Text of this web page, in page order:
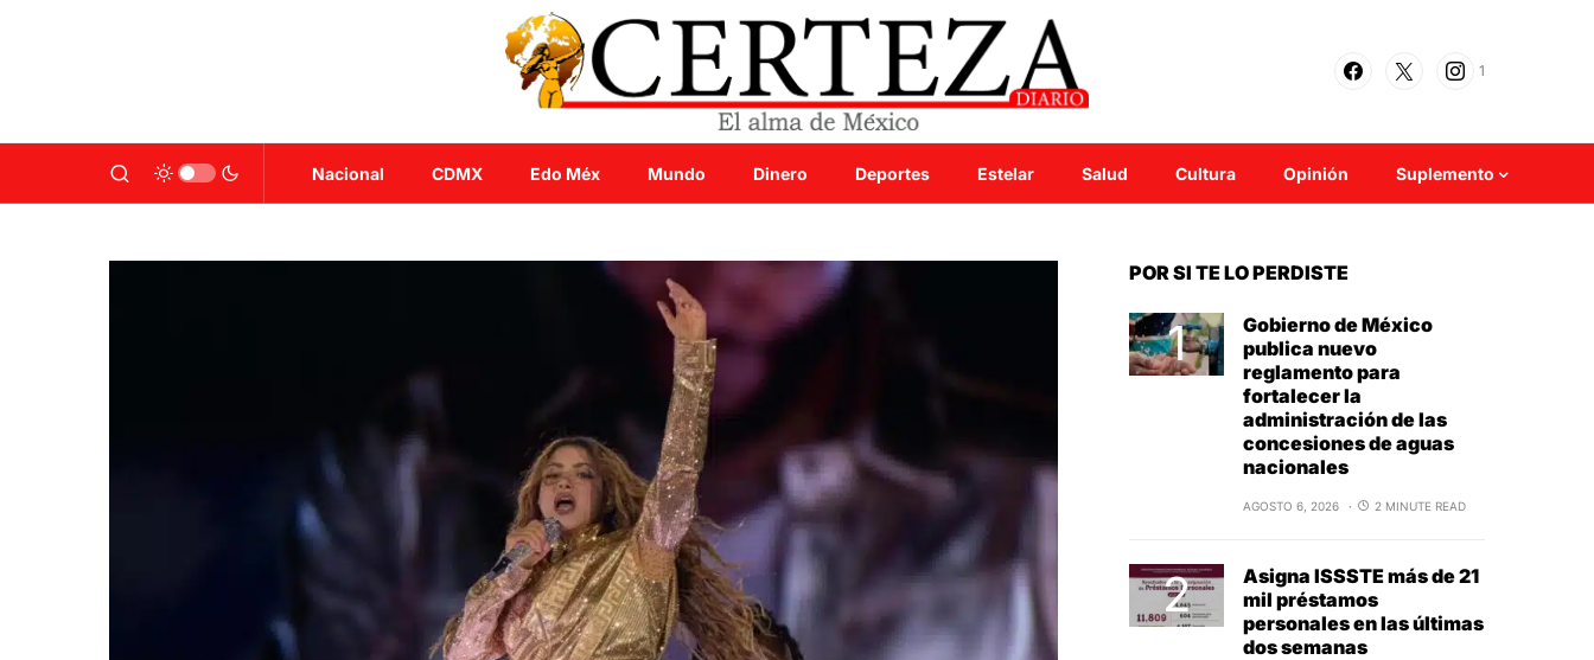
1
Nacional CDMX Edo Méx Mundo Dinero Deportes Estelar Salud Cultura Opinión Suplemento
POR SI TE LO PERDISTE
Gobierno de México
publica nuevo
reglamento para
fortalecer la
administración de las
concesiones de aguas
nacionales
AGOSTO 6, 2026 2 MINUTE READ
Asigna ISSSTE más de 21
mil préstamos
personales en las últimas
dos semanas